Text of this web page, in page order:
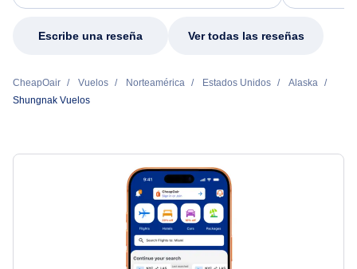
my issue.
Escribe una reseña Ver todas las reseñas
CheapOair Vuelos Norteamérica Estados Unidos
Alaska
Shungnak Vuelos